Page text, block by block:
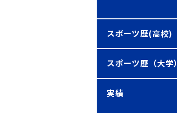
スポーツ歴(高校)
スポーツ歴（大学）
実績